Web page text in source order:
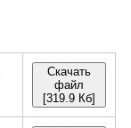
Скачать
файл
[319.9 Кб]